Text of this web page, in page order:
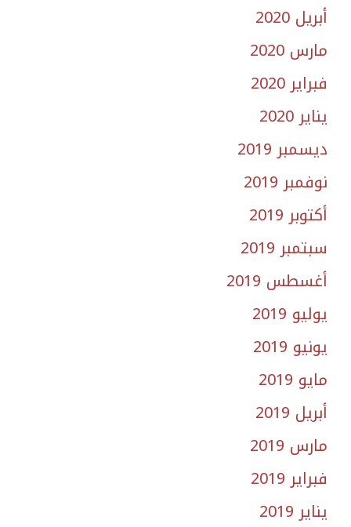
أبريل 2020
مارس 2020
فبراير 2020
يناير 2020
ديسمبر 2019
نوفمبر 2019
أكتوبر 2019
سبتمبر 2019
أغسطس 2019
يوليو 2019
يونيو 2019
مايو 2019
أبريل 2019
مارس 2019
فبراير 2019
يناير 2019